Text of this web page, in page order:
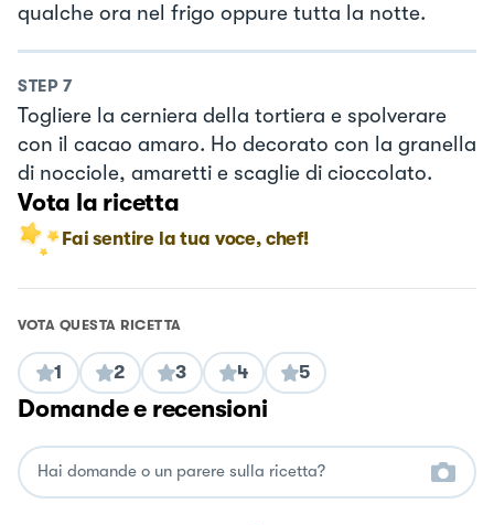
qualche ora nel frigo oppure tutta la notte.
STEP 7
Togliere la cerniera della tortiera e spolverare
con il cacao amaro. Ho decorato con la granella
di nocciole, amaretti e scaglie di cioccolato.
Vota la ricetta
Fai sentire la tua voce, chef!
VOTA QUESTA RICETTA
1 2 3 4 5
Domande e recensioni